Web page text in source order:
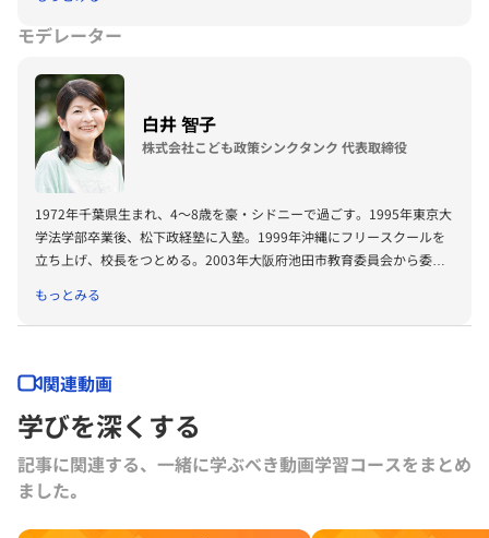
NFT作品「Re-Digitalization of Waves(foundation・2021)」など。
2016年PrixArsElectronica栄 誉賞 、EUよりSTARTSPrize受賞、
40 UNDER 40 ART andTECH、 Asia Digital Art Award優秀賞、文化庁
メディア芸術祭アート部門審査委員会推薦作品多数。
落合陽一公式ページ（外部サイト）
モデレーター
白井 智子
株式会社こども政策シンクタンク 代表取締役
1972年千葉県生まれ、4～8歳を豪・シドニーで過ごす。1995年東京大
学法学部卒業後、松下政経塾に入塾。1999年沖縄にフリースクールを
立ち上げ、校長をつとめる。2003年大阪府池田市教育委員会から委託
の全国初の公設民営のフリースクールを設立。その後も大阪府、福島県
を中心に、学校の枠に縛られない子どもファーストの居場所や学びの場
現在はこども政策シンクタンク代表、ピースウィンズStudy in America
プロジェクトディレクター、内閣府や文科省等の有識者会議委員、TBS
ひるおびコメンテーターなどをつとめる。
日経ビジネス「次代を創る100人」AERA「日本を突破する100人」
Forbes「日本のルールメーカー30人」等に選出。二男一女の母。
もっとみる
関連動画
学びを深くする
記事に関連する、一緒に学ぶべき動画学習コースをまとめ
ました｡